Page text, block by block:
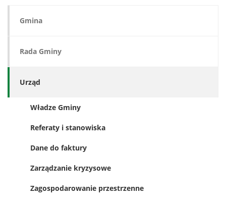
Gmina
Rada Gminy
Urząd
Władze Gminy
Referaty i stanowiska
Dane do faktury
Zarządzanie kryzysowe
Zagospodarowanie przestrzenne